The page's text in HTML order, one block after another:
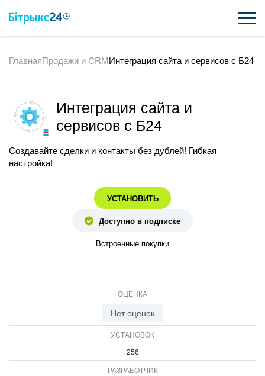
ВОЗМОЖНОСТИ
ИНТЕГРАЦИИ
ПОЛЕЗНОЕ
ПОЛУЧИТЬ БЕСПЛАТНО
ВХОД
ГлавнаяПродажи и CRMИнтеграция сайта и сервисов с Б24
Интеграция сайта и
сервисов с Б24
Создавайте сделки и контакты без дублей! Гибкая
настройка!
УСТАНОВИТЬ
Доступно в подписке
Встроенные покупки
ОЦЕНКА
Нет оценок
УСТАНОВОК
256
РАЗРАБОТЧИК